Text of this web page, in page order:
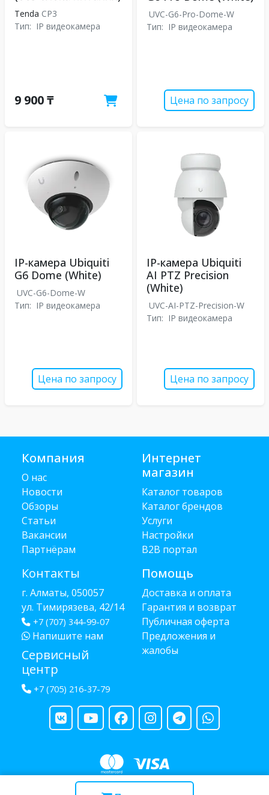
Tenda CP3
Тип: IP видеокамера
9 900 ₸
UVC-G6-Pro-Dome-W
Тип: IP видеокамера
Цена по запросу
IP-камера Ubiquiti
G6 Dome (White)
UVC-G6-Dome-W
Тип: IP видеокамера
Цена по запросу
IP-камера Ubiquiti
AI PTZ Precision
(White)
UVC-AI-PTZ-Precision-W
Тип: IP видеокамера
Цена по запросу
Компания
О нас
Новости
Обзоры
Статьи
Вакансии
Партнёрам
Контакты
г. Алматы, 050057
ул. Тимирязева, 42/14
+7 (707) 344-99-07
Напишите нам
Сервисный
центр
+7 (705) 216-37-79
Интернет
магазин
Каталог товаров
Каталог брендов
Услуги
Настройки
B2B портал
Помощь
Доставка и оплата
Гарантия и возврат
Публичная оферта
Предложения и
жалобы